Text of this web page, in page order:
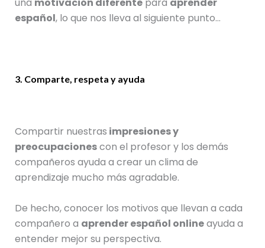
español, lo que nos lleva al siguiente punto…
3. Comparte, respeta y ayuda
Compartir nuestras impresiones y
preocupacionescon el profesor y los demás
compañeros ayuda a crear un clima de
aprendizaje mucho más agradable.
De hecho, conocer los motivos que llevan a cada
compañero a aprender español onlineayuda a
entender mejor su perspectiva.